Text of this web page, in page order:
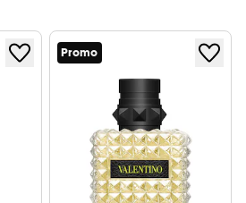
Promo